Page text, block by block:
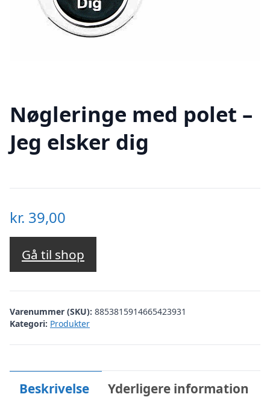
Nøgleringe med polet –
Jeg elsker dig
kr. 39,00
Gå til shop
Varenummer (SKU): 8853815914665423931
Kategori: Produkter
Beskrivelse Yderligere information